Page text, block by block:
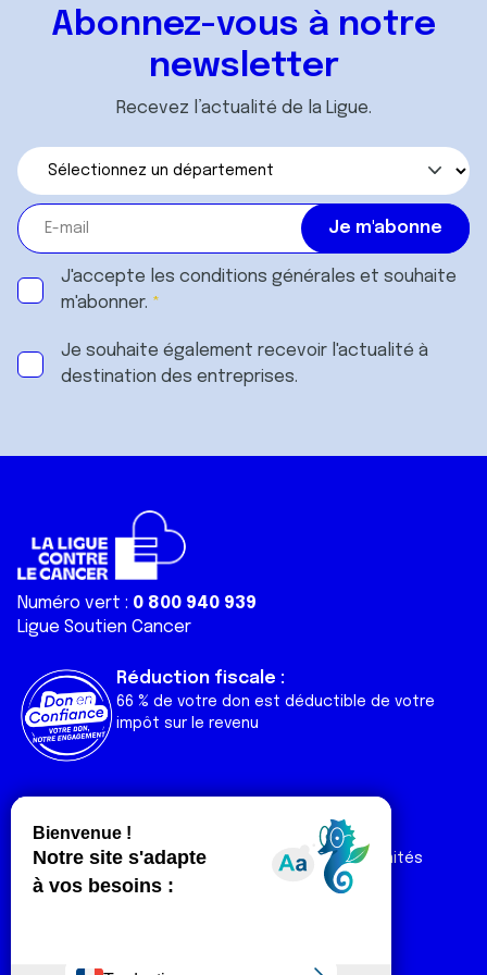
Abonnez-vous à notre
newsletter
Recevez l’actualité de la Ligue.
J'accepte les conditions générales et souhaite
m'abonner.
Je souhaite également recevoir l'actualité à
destination des entreprises.
Numéro vert : 0 800 940 939
Ligue Soutien Cancer
Réduction fiscale :
66 % de votre don est déductible de votre
impôt sur le revenu
Liens utiles
Nos actualités
Nos publications
Contact
Espace Ligue & comités
Espace chercheur